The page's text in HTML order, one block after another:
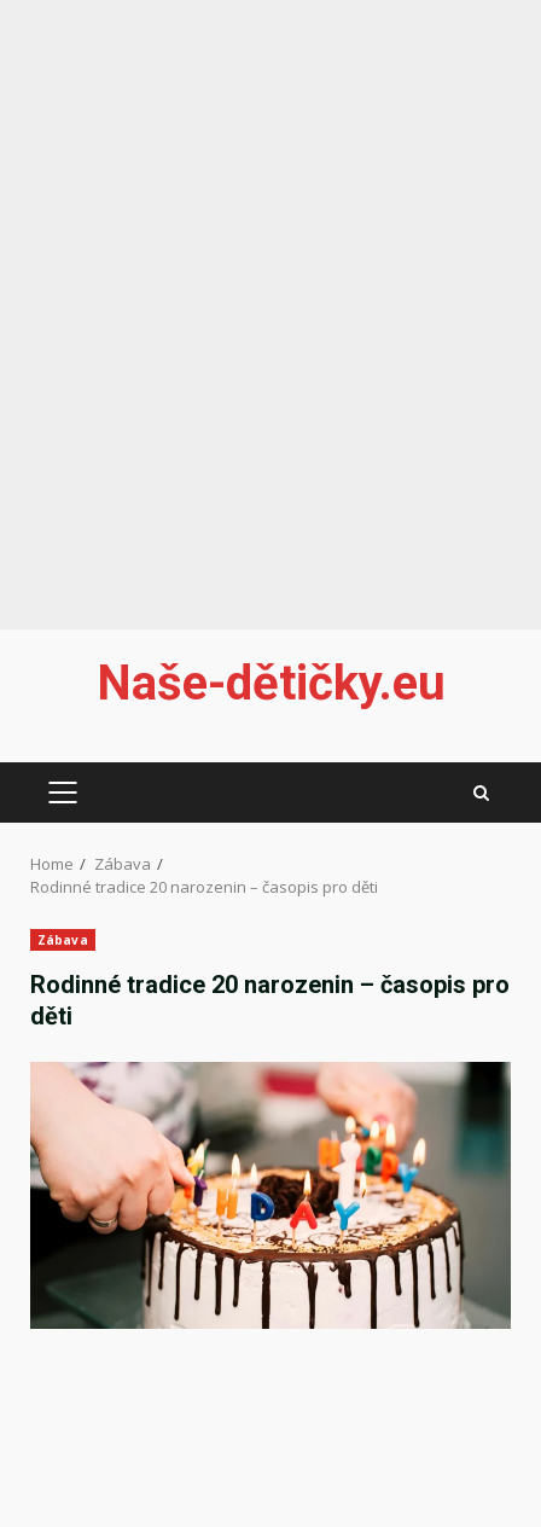
Naše-dětičky.eu
PRIMARY
Home
Zábava
Rodinné tradice 20 narozenin – časopis pro děti
Zábava
Rodinné tradice 20 narozenin – časopis pro
děti